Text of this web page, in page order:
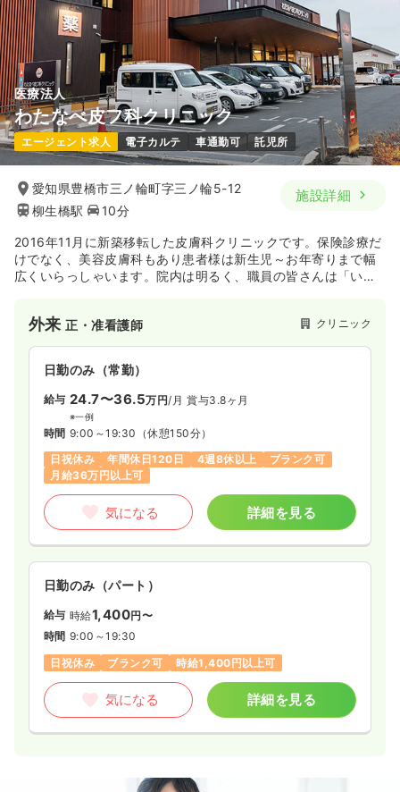
日祝休み
オンコールあり 月給30万円以上可
気になる 詳細を見る
内視鏡正・准看護師 一般病院
日勤のみ（常勤）
給与 22.1〜33.0万円/月 賞与3.2ヶ月
※一例
時間 7:30～16:30
担当業務未経験可
ブランク可 月給33万円以上可
気になる 詳細を見る
検診・健診
30.7
※経験34年の例
日祝休み
月給31万円以上可
気になる 詳細を見る
検診・健診 健診センター
日勤のみ（常勤）
給与 25.0
※経験3年の例
時間 7:30～16:30（休憩60分）
日祝休み
月給31万円以上可
医療法人
わたなべ皮フ科クリニック
エージェント求人 電子カルテ 車通勤可 託児所
愛知県豊橋市三ノ輪町字三ノ輪5-12
柳生橋駅
10分
施設詳細
2016年11月に新築移転した皮膚科クリニックです。保険診療だ
けでなく、美容皮膚科もあり患者様は新生児～お年寄りまで幅
広くいらっしゃいます。院内は明るく、職員の皆さんは「いつ
外来正・准看護師 クリニック
日勤のみ（常勤）
給与 24.7〜36.5万円/月 賞与3.8ヶ月
※一例
時間 9:00～19:30 （休憩150分）
日祝休み
年間休日120日 4週8休以上
ブランク可
月給36万円以上可
気になる 詳細を見る
日勤のみ（パート）
給与 時給1,400円〜
時間 9:00～19:30
日祝休み
ブランク可 時給1,400円以上可
気になる 詳細を見る